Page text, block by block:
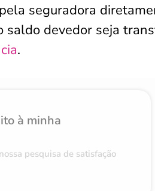
seguradora
saldo devedor seja
.
à minha
pesquisa de satisfação